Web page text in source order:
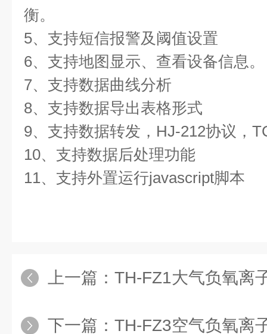
衡。
5、支持短信报警及阈值设置
6、支持地图显示、查看设备信息。
7、支持数据曲线分析
8、支持数据导出表格形式
9、支持数据转发，HJ-212协议，
10、支持数据后处理功能
11、支持外置运行javascript脚本
上一篇： TH-FZ1大气负氧离
下一篇： TH-FZ3空气负氧离